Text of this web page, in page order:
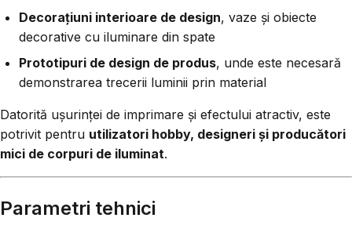
Decorațiuni interioare de design, vaze și obiecte
decorative cu iluminare din spate
Prototipuri de design de produs, unde este necesară
demonstrarea trecerii luminii prin material
Datorită ușurinței de imprimare și efectului atractiv, este
potrivit pentru utilizatori hobby, designeri și producători
mici de corpuri de iluminat.
Parametri tehnici